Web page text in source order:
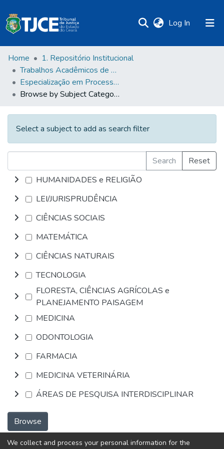
Log In (current)
Home
1. Repositório Institucional
Trabalhos Acadêmicos de Pós-Graduação
Especialização em Processo Civil
Browse by Subject Category
Select a subject to add as search filter
Search
Reset
HUMANIDADES e RELIGIÃO
LEI/JURISPRUDÊNCIA
CIÊNCIAS SOCIAIS
MATEMÁTICA
CIÊNCIAS NATURAIS
TECNOLOGIA
FLORESTA, CIÊNCIAS AGRÍCOLAS e
PLANEJAMENTO PAISAGEM
MEDICINA
ODONTOLOGIA
FARMACIA
MEDICINA VETERINÁRIA
ÁREAS DE PESQUISA INTERDISCIPLINAR
Browse
We collect and process your personal information for the